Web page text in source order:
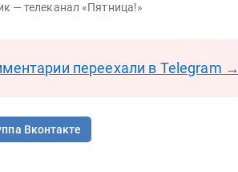
— телеканал «Пятница!»
переехали в Telegram →
Вконтакте